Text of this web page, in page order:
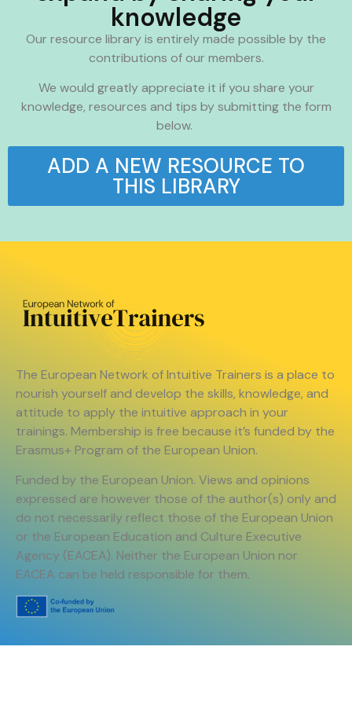
knowledge
Our resource library is entirely made possible by the
contributions of our members.
We would greatly appreciate it if you share your
knowledge, resources and tips by submitting the form
below.
ADD A NEW RESOURCE TO
THIS LIBRARY
The European Network of Intuitive Trainers is a place to
nourish yourself and develop the skills, knowledge, and
attitude to apply the intuitive approach in your
trainings. Membership is free because it’s funded by the
Erasmus+ Program of the European Union.
Funded by the European Union. Views and opinions
expressed are however those of the author(s) only and
do not necessarily reflect those of the European Union
or the European Education and Culture Executive
Agency (EACEA). Neither the European Union nor
EACEA can be held responsible for them.